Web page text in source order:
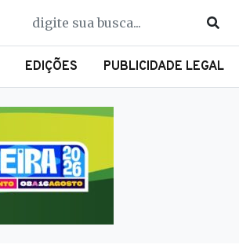
EDIÇÕES PUBLICIDADE LEGAL